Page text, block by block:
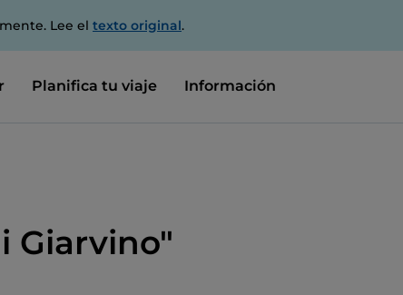
Lee el texto original.
Planifica tu viaje Información
Giarvino"